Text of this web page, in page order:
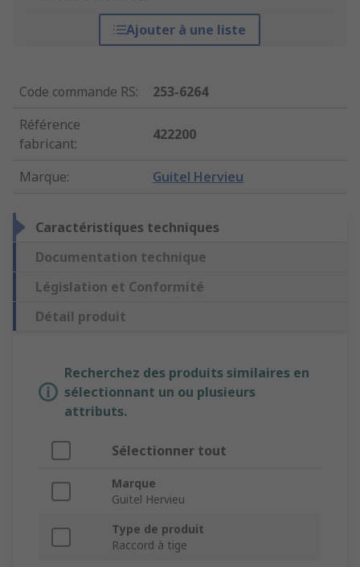
Ajouter à une liste
Code commande RS:
253-6264
Référence
fabricant:
422200
Marque: Guitel Hervieu
Caractéristiques techniques
Documentation technique
Législation et Conformité
Détail produit
Recherchez des produits similaires en
sélectionnant un ou plusieurs
attributs.
Sélectionner tout
Marque
Guitel Hervieu
Type de produit
Raccord à tige